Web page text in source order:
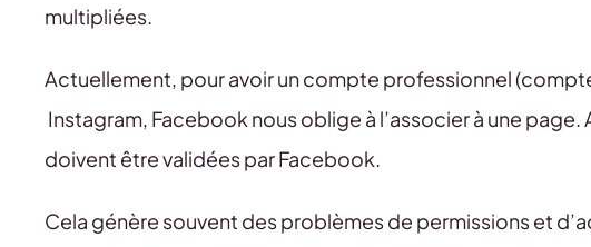
multipliées.
Actuellement, pour avoir un compte professionnel
Instagram, Facebook nous oblige à l’associer à une
doivent être validées par Facebook.
Cela génère souvent des problèmes de permissions et